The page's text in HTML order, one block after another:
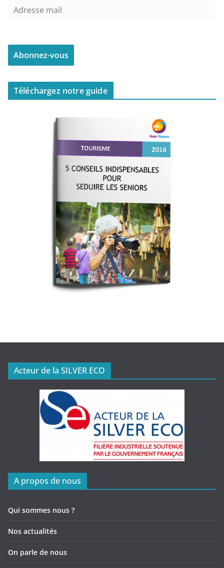
Téléchargez notre guide
Acteur de la SILVER ECO
A propos de nous
Qui sommes nous ?
Nos actualités
On parle de nous